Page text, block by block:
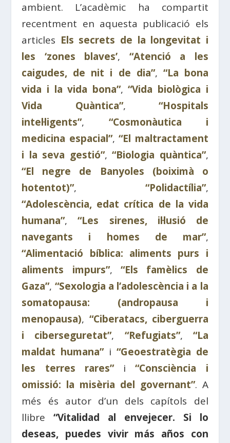
ambient. L’acadèmic ha compartit
recentment en aquesta publicació els
articles Els secrets de la longevitat i
les ‘zones blaves’, “Atenció a les
caigudes, de nit i de dia”, “La bona
vida i la vida bona”,“Vida biològica i
Vida Quàntica”, “Hospitals
intel·ligents”, “Cosmonàutica i
medicina espacial”,“El maltractament
i la seva gestió”,“Biologia quàntica”,
“El negre de Banyoles (boiximà o
hotentot)”, “Polidactília”,
“Adolescència, edat crítica de la vida
humana”,“Les sirenes, il·lusió de
navegants i homes de mar”,
“Alimentació bíblica: aliments purs i
aliments impurs”, “Els famèlics de
Gaza”, “Sexologia a l’adolescència i a la
somatopausa: (andropausa i
menopausa), “Ciberatacs, ciberguerra
i ciberseguretat”, “Refugiats”, “La
maldat humana”i “Geoestratègia de
les terres rares”i“Consciència i
omissió: la misèria del governant”. A
més és autor d’un dels capítols del
llibre“Vitalidad al envejecer. Si lo
deseas, puedes vivir más años con